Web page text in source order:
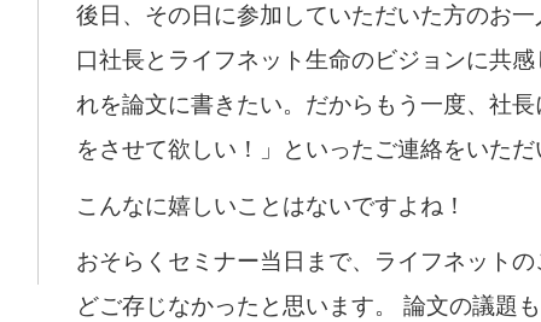
後日、その日に参加していただいた方のお
口社長とライフネット生命のビジョンに共
れを論文に書きたい。だからもう一度、社
をさせて欲しい！」といったご連絡をいた
こんなに嬉しいことはないですよね！
おそらくセミナー当日まで、ライフネット
どご存じなかったと思います。 論文の議題